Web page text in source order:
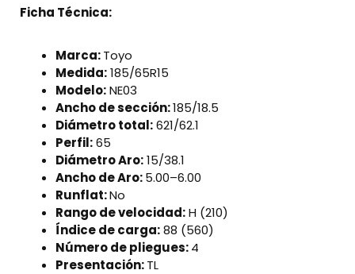
Ficha Técnica:
Marca:Toyo
Medida:185/65R15
Modelo:NE03
Ancho de sección:185/18.5
Diámetro total:621/62.1
Perfil:65
Diámetro Aro:15/38.1
Ancho de Aro:5.00–6.00
Runflat:No
Rango de velocidad:H (210)
Índice de carga:88 (560)
Número de pliegues:4
Presentación:TL